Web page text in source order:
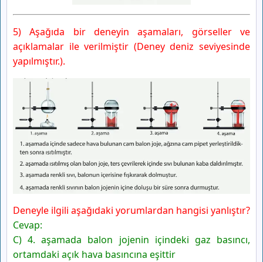
5) Aşağıda bir deneyin aşamaları, görseller ve
açıklamalar ile verilmiştir (Deney deniz seviyesinde
yapılmıştır.).
Deneyle ilgili aşağıdaki yorumlardan hangisi yanlıştır?
Cevap:
C) 4. aşamada balon jojenin içindeki gaz basıncı,
ortamdaki açık hava basıncına eşittir